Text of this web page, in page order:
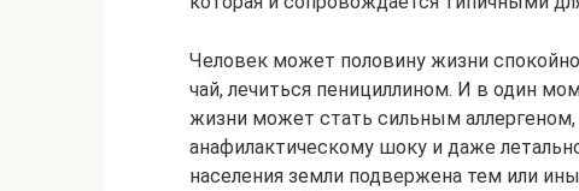
Человек может половину жизни
чай, лечиться пенициллином. И в один
жизни может стать сильным
анафилактическому шоку и даже
населения земли подвержена тем или